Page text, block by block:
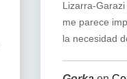
Lizarra-
me parece
la necesidad